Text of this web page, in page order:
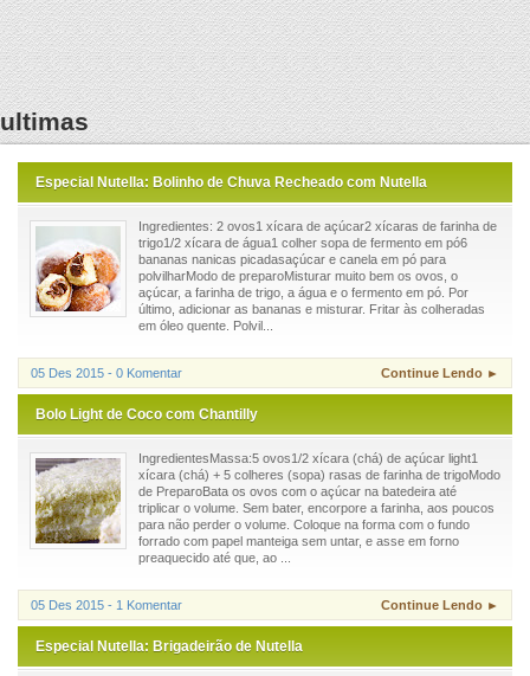
ultimas
Especial Nutella: Bolinho de Chuva Recheado com Nutella
Ingredientes: 2 ovos1 xícara de açúcar2 xícaras de farinha de
trigo1/2 xícara de água1 colher sopa de fermento em pó6
bananas nanicas picadasaçúcar e canela em pó para
polvilharModo de preparoMisturar muito bem os ovos, o
açúcar, a farinha de trigo, a água e o fermento em pó. Por
último, adicionar as bananas e misturar. Fritar às colheradas
em óleo quente. Polvil...
05 Des 2015 - 0 Komentar Continue Lendo ►
Bolo Light de Coco com Chantilly
IngredientesMassa:5 ovos1/2 xícara (chá) de açúcar light1
xícara (chá) + 5 colheres (sopa) rasas de farinha de trigoModo
de PreparoBata os ovos com o açúcar na batedeira até
triplicar o volume. Sem bater, encorpore a farinha, aos poucos
para não perder o volume. Coloque na forma com o fundo
forrado com papel manteiga sem untar, e asse em forno
preaquecido até que, ao ...
05 Des 2015 - 1 Komentar Continue Lendo ►
Especial Nutella: Brigadeirão de Nutella